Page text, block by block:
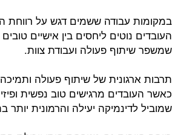
במקומות עבודה ששמים דגש על רווחת
העובדים נוטים ליחסים בין אישיים
שמשפר שיתוף פעולה ועבודת צוות.
תרבות ארגונית של שיתוף פעולה
כאשר העובדים מרגישים טוב נפשית
שמוביל לדינמיקה יעילה והרמונית יותר